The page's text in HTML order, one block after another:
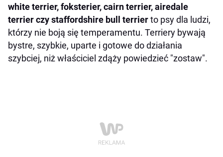
white terrier, foksterier, cairn terrier, airedale
terrier czy staffordshire bull terrierto psy dla ludzi,
którzy nie boją się temperamentu. Terriery bywają
bystre, szybkie, uparte i gotowe do działania
szybciej, niż właściciel zdąży powiedzieć "zostaw".